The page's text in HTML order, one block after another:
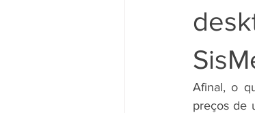
Afinal, o
preços de